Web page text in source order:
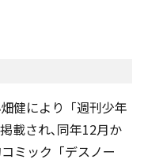
健により「週刊少年
載され､同年12月か
ミック「デスノー